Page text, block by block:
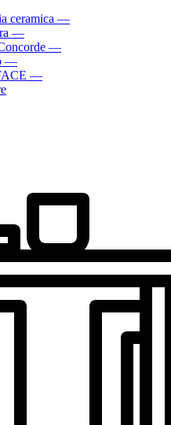
ceramica —
—
—
—
—